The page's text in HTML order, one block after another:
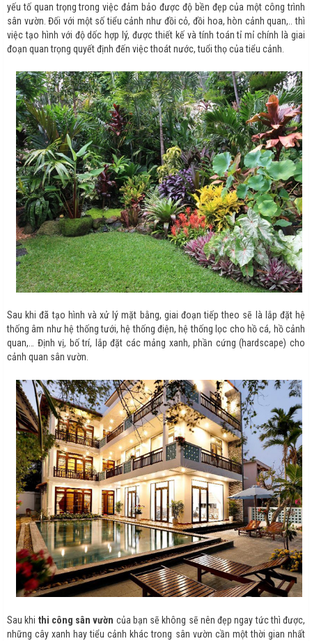
yếu tố quan trọng trong việc đảm bảo được độ bền đẹp của một công trình
sân vườn. Đối với một số tiểu cảnh như đồi cỏ, đồi hoa, hòn cảnh quan,.. thì
việc tạo hình với độ dốc hợp lý, được thiết kế và tính toán tỉ mỉ chính là giai
đoạn quan trọng quyết định đến việc thoát nước, tuổi thọ của tiểu cảnh.
Sau khi đã tạo hình và xử lý mặt bằng, giai đoạn tiếp theo sẽ là lắp đặt hệ
thống âm như hệ thống tưới, hệ thống điện, hệ thống lọc cho hồ cá, hồ cảnh
quan,… Định vị, bố trí, lắp đặt các mảng xanh, phần cứng (hardscape) cho
cảnh quan sân vườn.
Sau khi thi công sân vườn của bạn sẽ không sẽ nên đẹp ngay tức thì được,
những cây xanh hay tiểu cảnh khác trong sân vườn cần một thời gian nhất